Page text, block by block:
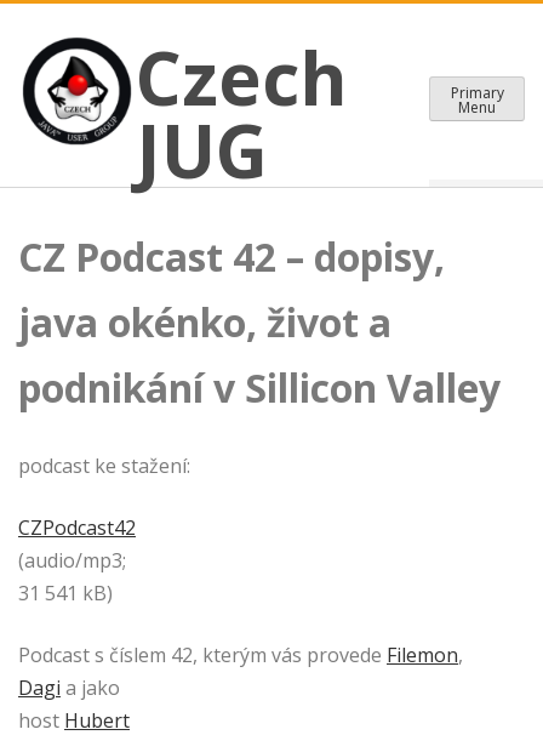
content
Czech JUG
CZECH JAVA USER GROUP
Czech
JUG
Primary
Menu
CZ Podcast 42 – dopisy,
java okénko, život a
podnikání v Sillicon Valley
podcast ke stažení:
CZPodcast42
(audio/mp3;
31 541 kB)
Podcast s číslem 42, kterým vás provede Filemon,
Dagi a jako
host Hubert